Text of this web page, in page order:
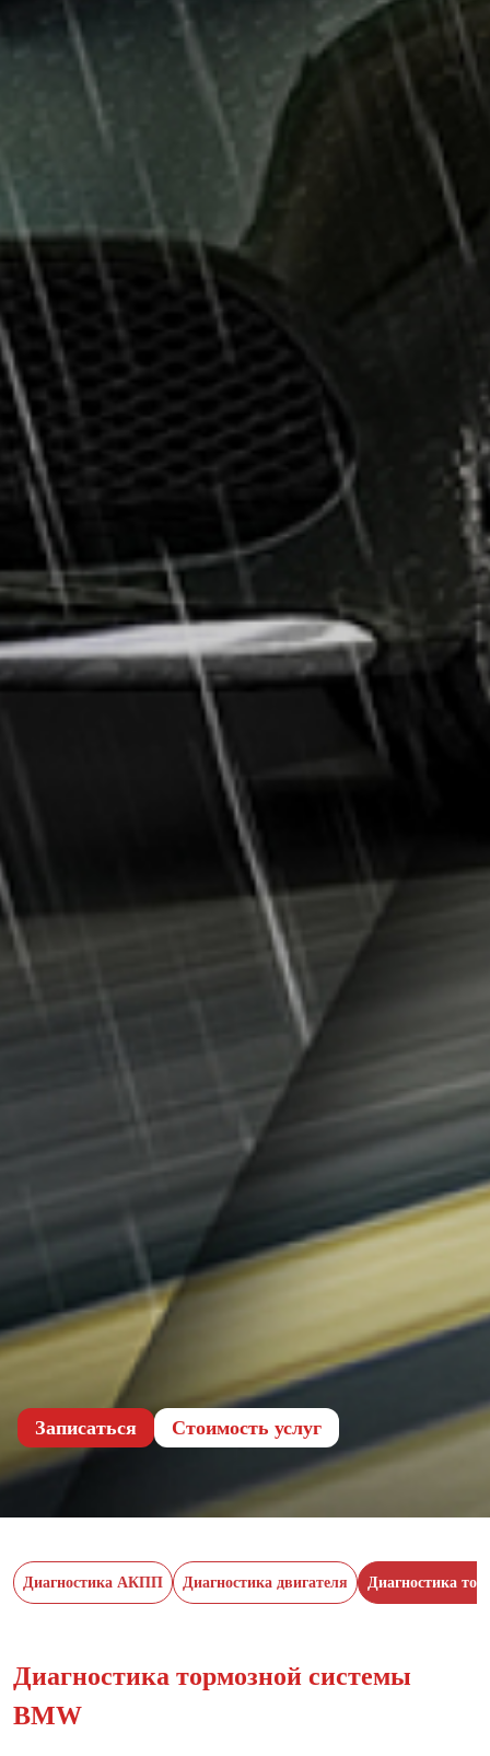
Записаться Cтоимость услуг
Диагностика АКПП Диагностика двигателя Диагностика
Диагностика тормозной системы
BMW